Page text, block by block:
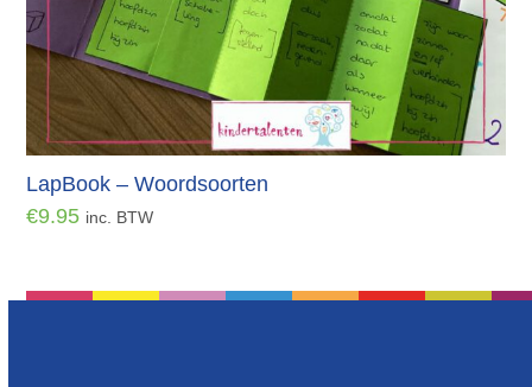
LapBook – Woordsoorten
€9.95 inc. BTW